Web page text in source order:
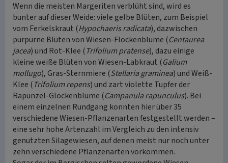
Wenn die meisten Margeriten verblüht sind, wird es
bunter auf dieser Weide: viele gelbe Blüten, zum Beispiel
vom Ferkelskraut (Hypochaeris radicata), dazwischen
purpurne Blüten von Wiesen-Flockenblume (Centaurea
jacea) und Rot-Klee (Trifolium pratense), dazu einige
kleine weiße Blüten von Wiesen-Labkraut (Galium
mollugo), Gras-Sternmiere (Stellaria graminea) und Weiß-
Klee (Trifolium repens) und zart violette Tupfer der
Rapunzel-Glockenblume (Campanula rapunculus). Bei
einem einzelnen Rundgang konnten hier über 35
verschiedene Wiesen-Pflanzenarten festgestellt werden –
eine sehr hohe Artenzahl im Vergleich zu den intensiv
genutzten Silagewiesen, auf denen meist nur noch unter
zehn verschiedene Pflanzenarten vorkommen.